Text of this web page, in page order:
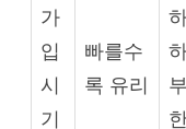
가
입
시
기
빠를수
록 유리